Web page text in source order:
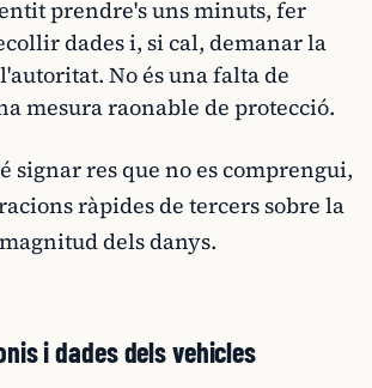
prendre's uns minuts, fer
dades i, si cal, demanar la
No és una falta de
mesura raonable de protecció.
signar res que no es comprengui,
ràpides de tercers sobre la
dels danys.
i dades dels vehicles